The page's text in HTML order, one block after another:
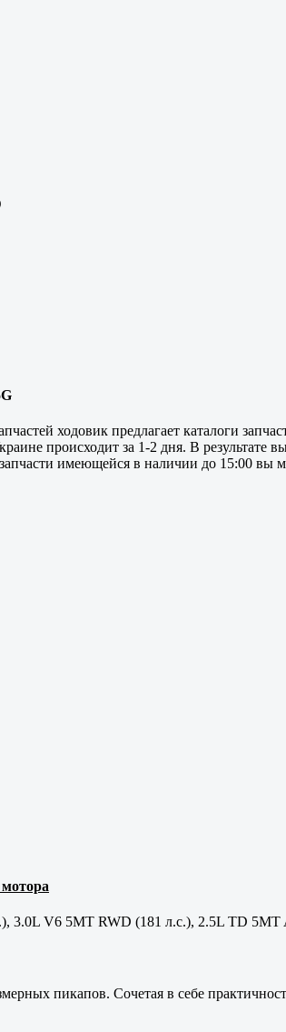
ходовик предлагает каталоги
происходит за 1-2 дня. В результате
имеющейся в наличии до 15:00 вы
3.0L V6 5MT RWD (181 л.с.), 2.5L TD 5MT
пикапов. Сочетая в себе